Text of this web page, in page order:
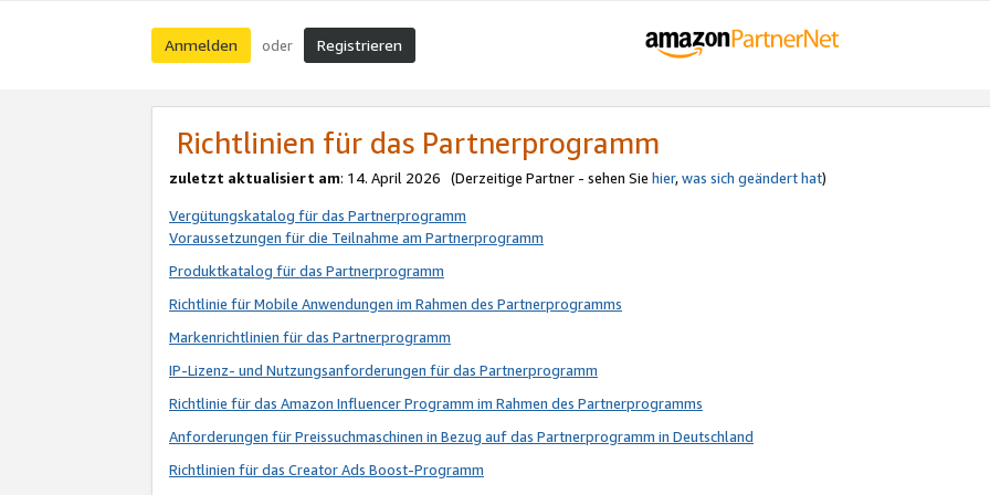
Anmelden oder Registrieren
Richtlinien für das Partnerprogramm
zuletzt aktualisiert am: 14. April 2026 (Derzeitige Partner - sehen Sie hier,was sich geändert hat)
Vergütungskatalog für das Partnerprogramm
Voraussetzungen für die Teilnahme am Partnerprogramm
Produktkatalog für das Partnerprogramm
Richtlinie für Mobile Anwendungen im Rahmen des Partnerprogramms
Markenrichtlinien für das Partnerprogramm
IP-Lizenz- und Nutzungsanforderungen für das Partnerprogramm
Richtlinie für das Amazon Influencer Programm im Rahmen des Partnerprogramms
Anforderungen für Preissuchmaschinen in Bezug auf das Partnerprogramm in Deutschland
Richtlinien für das Creator Ads Boost-Programm